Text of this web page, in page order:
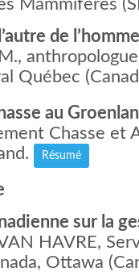
Mammifères
de l’homme
Québec
au
Chasse et
Résumé
sur la
HAVRE,
Ottawa